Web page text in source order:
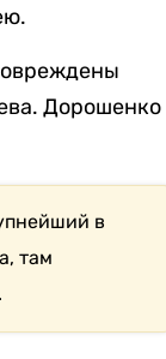
Дорошенко
в
там